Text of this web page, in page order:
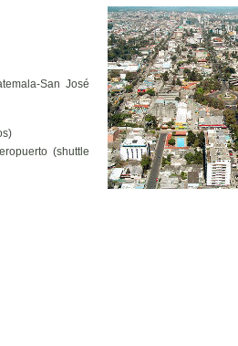
San José
(shuttle